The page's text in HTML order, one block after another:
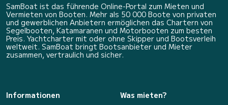
SamBoat ist das führende Online-Portal zum Mieten und
Vermieten von Booten. Mehr als 50 000 Boote von privaten
und gewerblichen Anbietern ermöglichen das Chartern von
Segelbooten, Katamaranen und Motorbooten zum besten
Preis. Yachtcharter mit oder ohne Skipper und Bootsverleih
weltweit. SamBoat bringt Bootsanbieter und Mieter
zusammen, vertraulich und sicher.
Informationen
Was mieten?